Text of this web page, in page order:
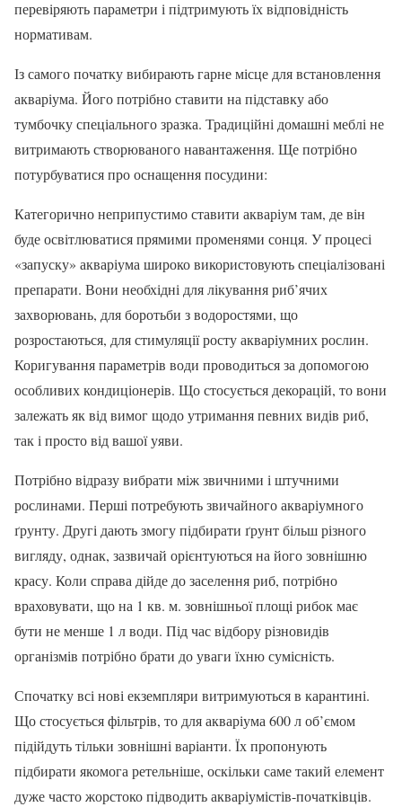
перевіряють параметри і підтримують їх відповідність
нормативам.
Із самого початку вибирають гарне місце для встановлення
акваріума. Його потрібно ставити на підставку або
тумбочку спеціального зразка. Традиційні домашні меблі не
витримають створюваного навантаження. Ще потрібно
потурбуватися про оснащення посудини:
Категорично неприпустимо ставити акваріум там, де він
буде освітлюватися прямими променями сонця. У процесі
«запуску» акваріума широко використовують спеціалізовані
препарати. Вони необхідні для лікування риб’ячих
захворювань, для боротьби з водоростями, що
розростаються, для стимуляції росту акваріумних рослин.
Коригування параметрів води проводиться за допомогою
особливих кондиціонерів. Що стосується декорацій, то вони
залежать як від вимог щодо утримання певних видів риб,
так і просто від вашої уяви.
Потрібно відразу вибрати між звичними і штучними
рослинами. Перші потребують звичайного акваріумного
ґрунту. Другі дають змогу підбирати ґрунт більш різного
вигляду, однак, зазвичай орієнтуються на його зовнішню
красу. Коли справа дійде до заселення риб, потрібно
враховувати, що на 1 кв. м. зовнішньої площі рибок має
бути не менше 1 л води. Під час відбору різновидів
організмів потрібно брати до уваги їхню сумісність.
Спочатку всі нові екземпляри витримуються в карантині.
Що стосується фільтрів, то для акваріума 600 л об’ємом
підійдуть тільки зовнішні варіанти. Їх пропонують
підбирати якомога ретельніше, оскільки саме такий елемент
дуже часто жорстоко підводить акваріумістів-початківців.